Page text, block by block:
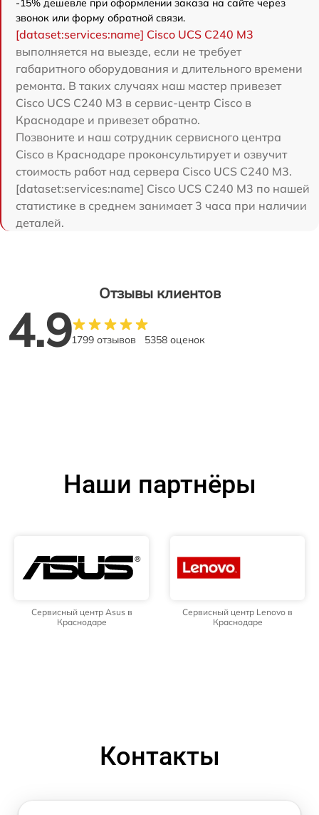
звонок или форму обратной связи.
[dataset:services:name] Cisco UCS C240 M3
выполняется на выезде, если не требует
габаритного оборудования и длительного времени
ремонта. В таких случаях наш мастер привезет
Cisco UCS C240 M3 в сервис-центр Cisco в
Краснодаре и привезет обратно.
Позвоните и наш сотрудник сервисного центра
Cisco в Краснодаре проконсультирует и озвучит
стоимость работ над сервера Cisco UCS C240 M3.
[dataset:services:name] Cisco UCS C240 M3 по нашей
статистике в среднем занимает 3 часа при наличии
деталей.
Отзывы клиентов
4.91799 отзывов 5358 оценок
Наши партнёры
Сервисный центр Asus в
Краснодаре
Сервисный центр Lenovo в
Краснодаре
Контакты